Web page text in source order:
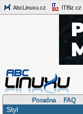
AbcLinuxu.cz ITBiz.cz
Poradna FAQ
Styl